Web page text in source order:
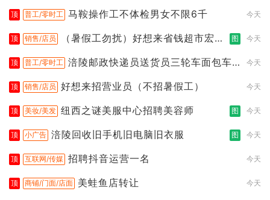
顶 普工/零时工 马鞍操作工不体检男女不限6千 今天
顶 销售/店员
（暑假工勿扰）好想来省钱超市宏声
图 今天
顶 普工/零时工 涪陵邮政快递员送货员三轮车面包车
今天
顶 销售/店员 好想来招营业员（不招暑假工） 今天
顶 美妆/美发 纽西之谜美服中心招聘美容师 图 今天
顶 小广告 涪陵回收旧手机旧电脑旧衣服 图 今天
顶 互联网/传媒 招聘抖音运营一名 今天
顶 商铺/门面/店面 美蛙鱼店转让 今天